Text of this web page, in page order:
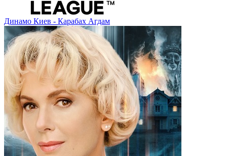
Динамо Киев - Карабах Агдам